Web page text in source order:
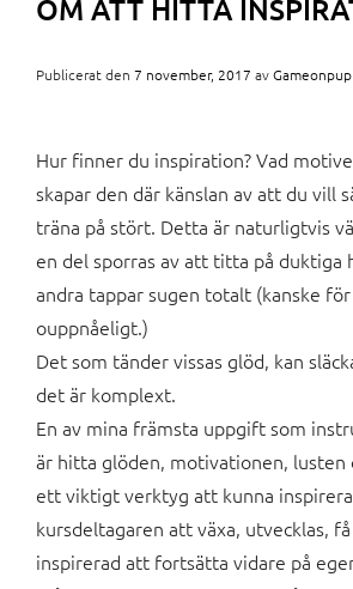
OM ATT HITTA
Publicerat den 7 november, 2017 av
Hur finner du inspiration? Vad
skapar den där känslan av att du vill
träna på stört. Detta är naturligtvis
en del sporras av att titta på duktiga
andra tappar sugen totalt (kanske
ouppnåeligt.)
Det som tänder vissas glöd, kan
det är komplext.
En av mina främsta uppgift som
är hitta glöden, motivationen, lusten
ett viktigt verktyg att kunna
kursdeltagaren att växa, utvecklas,
inspirerad att fortsätta vidare på